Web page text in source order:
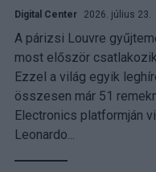
Digital Center 2026. július 23.
A párizsi Louvre
most először
Ezzel a világ egyik
összesen már 51
Electronics platformján
Leonardo...